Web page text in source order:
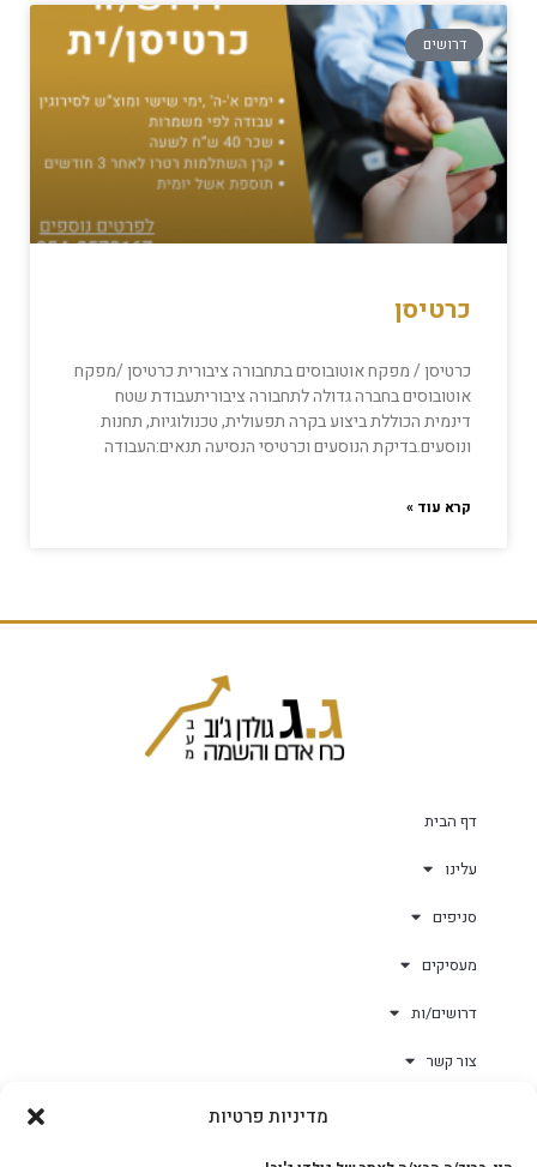
מדיניות פרטיות
דרושים
כרטיסן
כרטיסן / מפקח אוטובוסים בתחבורה ציבורית כרטיסן /מפקח
אוטובוסים בחברה גדולה לתחבורה ציבוריתעבודת שטח
דינמית הכוללת ביצוע בקרה תפעולית, טכנולוגיות, תחנות
ונוסעים.בדיקת הנוסעים וכרטיסי הנסיעה תנאים:העבודה
קרא עוד »
דף הבית
עלינו
סניפים
מעסיקים
דרושים/ות
צור קשר